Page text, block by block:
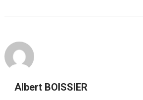
Albert BOISSIER